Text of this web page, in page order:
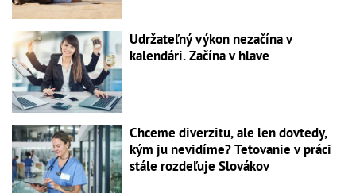
Udržateľný výkon nezačína v
kalendári. Začína v hlave
Chceme diverzitu, ale len dovtedy,
kým ju nevidíme? Tetovanie v práci
stále rozdeľuje Slovákov